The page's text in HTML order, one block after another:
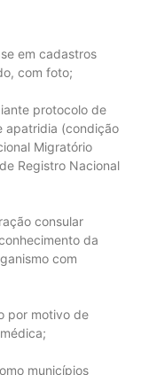
em cadastros
com foto;
protocolo de
apatridia (condição
Migratório
Registro Nacional
consular
da
com
por motivo de
municípios